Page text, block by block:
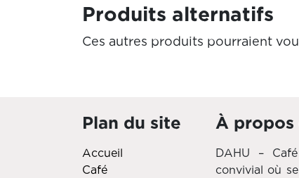
Produits alternatifs
Ces autres produits pourraient
Plan du site
Accueil
Café
À propos
DAHU –
convivial où